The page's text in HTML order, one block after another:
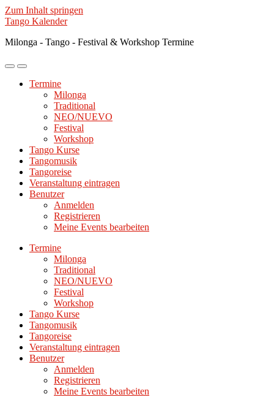
Zum Inhalt springen
Tango Kalender
Milonga - Tango - Festival & Workshop Termine
Mobile-
ein-/ausblenden
Suchfeld
ein-/ausblenden
Termine
Milonga
Traditional
NEO/NUEVO
Festival
Workshop
Tango Kurse
Tangomusik
Tangoreise
Veranstaltung eintragen
Benutzer
Anmelden
Registrieren
Meine Events bearbeiten
Termine
Milonga
Traditional
NEO/NUEVO
Festival
Workshop
Tango Kurse
Tangomusik
Tangoreise
Veranstaltung eintragen
Benutzer
Anmelden
Registrieren
Meine Events bearbeiten